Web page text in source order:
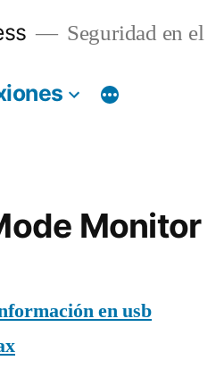
Seguridad en el
Monitor
en usb